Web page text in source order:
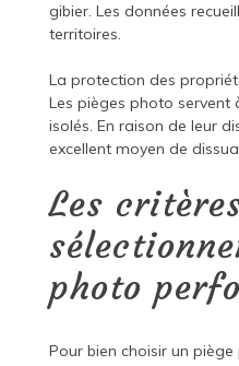
gibier. Les données
territoires.
La protection des
Les pièges photo servent
isolés. En raison de leur
excellent moyen de
Les
photo
Pour bien choisir un